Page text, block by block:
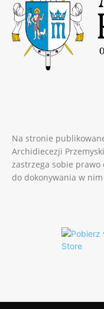
Na stronie
Archidiecezji
zastrzega sobie
do dokonywania w